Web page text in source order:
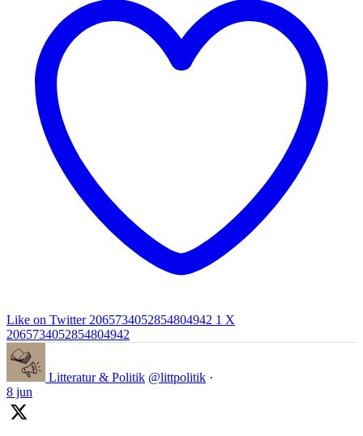
Like on Twitter 2065734052854804942 1 X
2065734052854804942
Litteratur & Politik @littpolitik ·
8 jun